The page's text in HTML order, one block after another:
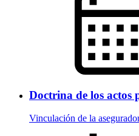
Doctrina de los actos
Vinculación de la